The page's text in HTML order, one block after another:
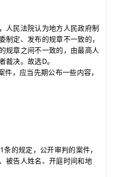
人民法院认为地方人民政府制
制定、发布的规章不一致的，
规章之间不一致的，由最高人
裁决。故选D。
件，应当先期公布一些内容，
条的规定，公开审判的案件，
被告人姓名、开庭时间和地